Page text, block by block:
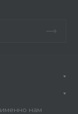
нам